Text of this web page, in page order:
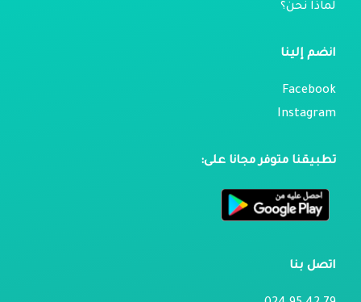
لماذا نحن؟
انضم إلينا
Facebook
Instagram
تطبيقنا متوفر مجانا على:
اتصل بنا